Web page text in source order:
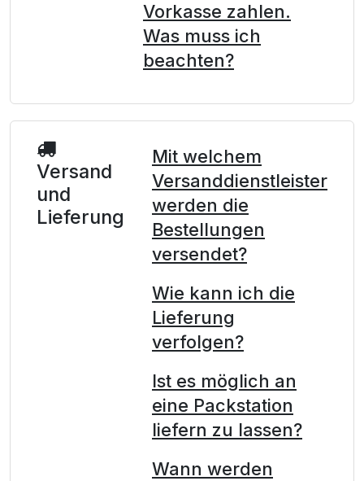
Vorkasse zahlen.
Was muss ich
beachten?
Versand
und
Lieferung
Mit welchem
Versanddienstleister
werden die
Bestellungen
versendet?
Wie kann ich die
Lieferung
verfolgen?
Ist es möglich an
eine Packstation
liefern zu lassen?
Wann werden